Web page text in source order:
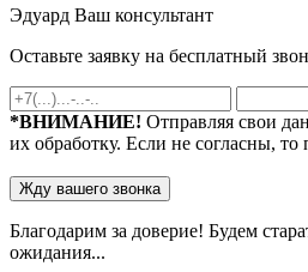
Эдуард Ваш консультант
Оставьте заявку на бесплатный
*ВНИМАНИЕ! Отправляя свои
их обработку. Если не согласны, то
Благодарим за доверие! Будем
ожидания...